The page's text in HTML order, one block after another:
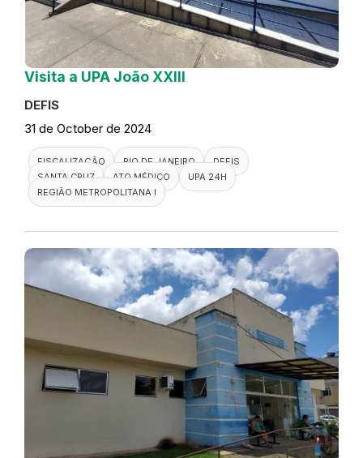
Visita a UPA João XXIII
DEFIS
31 de October de 2024
FISCALIZAÇÃO RIO DE JANEIRO
DEFIS
SANTA CRUZ
ATO MÉDICO
UPA 24H
REGIÃO METROPOLITANA I